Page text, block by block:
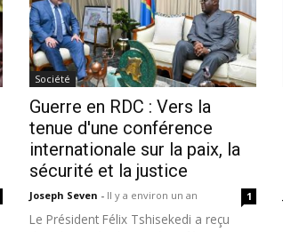
Société
Guerre en RDC : Vers la
tenue d'une conférence
internationale sur la paix, la
sécurité et la justice
Joseph Seven - Il y a environ un an 1
Le Président Félix Tshisekedi a reçu